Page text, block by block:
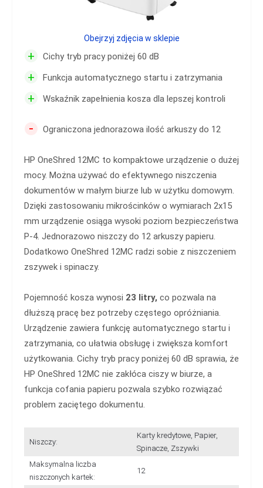
+ Cichy tryb pracy poniżej 60 dB
+ Funkcja automatycznego startu i zatrzymania
+ Wskaźnik zapełnienia kosza dla lepszej kontroli
- Ograniczona jednorazowa ilość arkuszy do 12
HP OneShred 12MC to kompaktowe urządzenie o dużej
mocy. Można używać do efektywnego niszczenia
dokumentów w małym biurze lub w użytku domowym.
Dzięki zastosowaniu mikrościnków o wymiarach 2x15
mm urządzenie osiąga wysoki poziom bezpieczeństwa
P-4. Jednorazowo niszczy do 12 arkuszy papieru.
Dodatkowo OneShred 12MC radzi sobie z niszczeniem
zszywek i spinaczy.
Pojemność kosza wynosi 23 litry, co pozwala na
dłuższą pracę bez potrzeby częstego opróżniania.
Urządzenie zawiera funkcję automatycznego startu i
zatrzymania, co ułatwia obsługę i zwiększa komfort
użytkowania. Cichy tryb pracy poniżej 60 dB sprawia, że
HP OneShred 12MC nie zakłóca ciszy w biurze, a
funkcja cofania papieru pozwala szybko rozwiązać
problem zaciętego dokumentu.
Niszczy:
Karty kredytowe, Papier,
Spinacze, Zszywki
Maksymalna liczba
niszczonych kartek:
12
Obejrzyj zdjęcia w sklepie